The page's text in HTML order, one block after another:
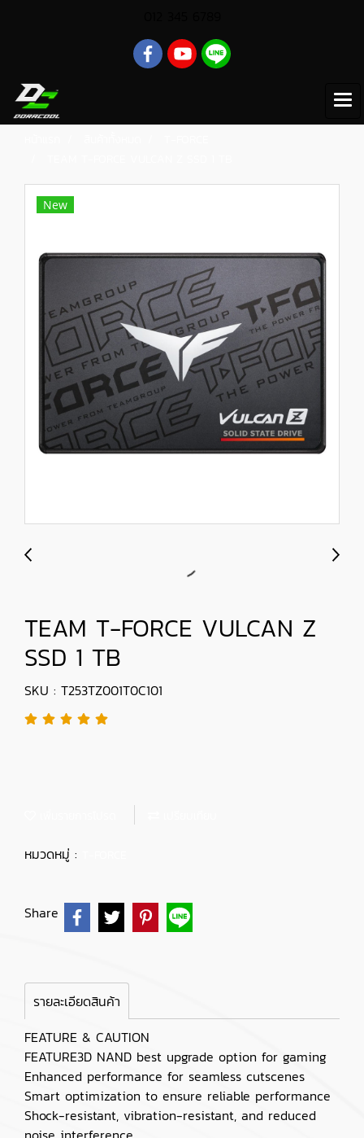
New
TEAM T-FORCE VULCAN Z
SSD 1 TB
SKU : T253TZ001T0C101
หมวดหมู่ :
Share
รายละเอียดสินค้า
FEATURE & CAUTION
FEATURE3D NAND best upgrade option for gaming
Enhanced performance for seamless cutscenes
Smart optimization to ensure reliable performance
Shock-resistant, vibration-resistant, and reduced